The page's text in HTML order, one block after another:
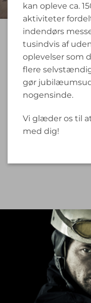
kan opleve ca.
aktiviteter
indendørs
tusindvis af
oplevelser som
flere
gør
nogensinde.
Vi glæder os til
med dig!